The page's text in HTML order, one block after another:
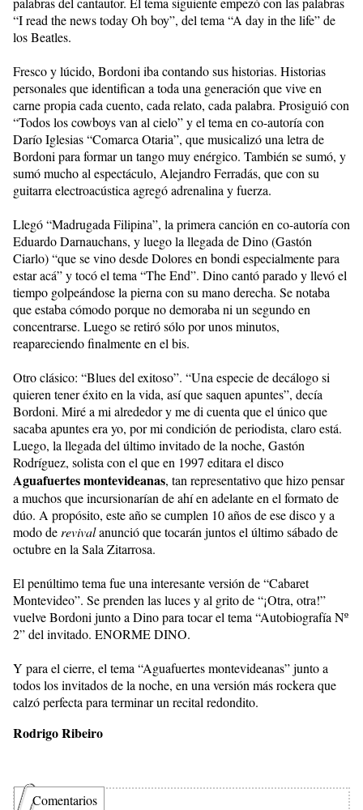
“I read the news today Oh boy”, del tema “A day in the life” de
los Beatles.
Fresco y lúcido, Bordoni iba contando sus historias. Historias
personales que identifican a toda una generación que vive en
carne propia cada cuento, cada relato, cada palabra. Prosiguió con
“Todos los cowboys van al cielo” y el tema en co-autoría con
Darío Iglesias “Comarca Otaria”, que musicalizó una letra de
Bordoni para formar un tango muy enérgico. También se sumó, y
sumó mucho al espectáculo, Alejandro Ferradás, que con su
guitarra electroacústica agregó adrenalina y fuerza.
Llegó “Madrugada Filipina”, la primera canción en co-autoría con
Eduardo Darnauchans, y luego la llegada de Dino (Gastón
Ciarlo) “que se vino desde Dolores en bondi especialmente para
estar acá” y tocó el tema “The End”. Dino cantó parado y llevó el
tiempo golpeándose la pierna con su mano derecha. Se notaba
que estaba cómodo porque no demoraba ni un segundo en
concentrarse. Luego se retiró sólo por unos minutos,
reapareciendo finalmente en el bis.
Otro clásico: “Blues del exitoso”. “Una especie de decálogo si
quieren tener éxito en la vida, así que saquen apuntes”, decía
Bordoni. Miré a mi alrededor y me di cuenta que el único que
sacaba apuntes era yo, por mi condición de periodista, claro está.
Luego, la llegada del último invitado de la noche, Gastón
Rodríguez, solista con el que en 1997 editara el disco
Aguafuertes montevideanas, tan representativo que hizo pensar
a muchos que incursionarían de ahí en adelante en el formato de
dúo. A propósito, este año se cumplen 10 años de ese disco y a
modo derevivalanunció que tocarán juntos el último sábado de
octubre en la Sala Zitarrosa.
El penúltimo tema fue una interesante versión de “Cabaret
Montevideo”. Se prenden las luces y al grito de “¡Otra, otra!”
vuelve Bordoni junto a Dino para tocar el tema “Autobiografía Nº
2” del invitado. ENORME DINO.
Y para el cierre, el tema “Aguafuertes montevideanas” junto a
todos los invitados de la noche, en una versión más rockera que
calzó perfecta para terminar un recital redondito.
Rodrigo Ribeiro
Comentarios